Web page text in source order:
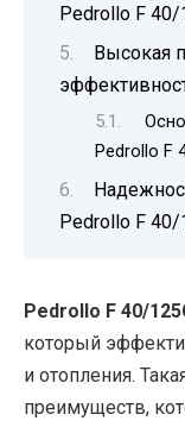
Pedrollo F 40/
Высокая
Pedrollo F
Pedrollo F 40/
Pedrollo F 40/
который
и отопления.
преимуществ,